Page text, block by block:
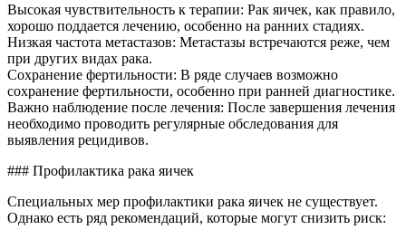
Высокая чувствительность к терапии: Рак яичек, как правило,
хорошо поддается лечению, особенно на ранних стадиях.
Низкая частота метастазов: Метастазы встречаются реже, чем
при других видах рака.
Сохранение фертильности: В ряде случаев возможно
сохранение фертильности, особенно при ранней диагностике.
Важно наблюдение после лечения: После завершения лечения
необходимо проводить регулярные обследования для
выявления рецидивов.
### Профилактика рака яичек
Специальных мер профилактики рака яичек не существует.
Однако есть ряд рекомендаций, которые могут снизить риск: